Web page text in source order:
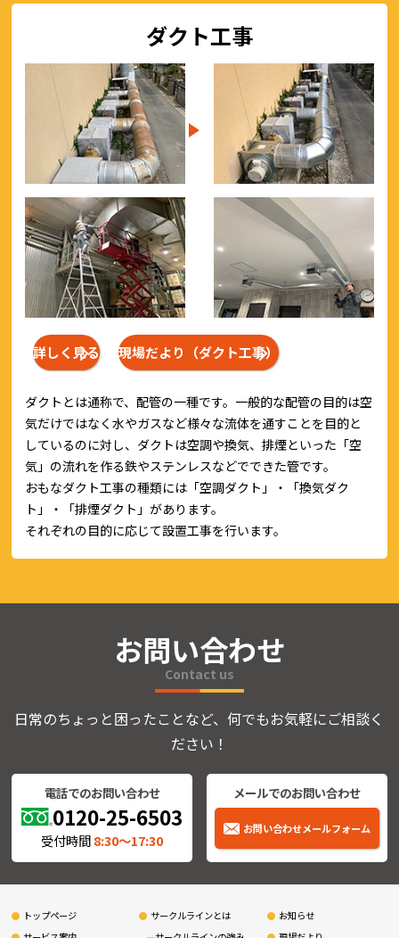
ダクト工事
詳しく見る 現場だより（ダクト工事）
ダクトとは通称で、配管の一種です。一般的な配管の目的は空
気だけではなく水やガスなど様々な流体を通すことを目的と
しているのに対し、ダクトは空調や換気、排煙といった「空
気」の流れを作る鉄やステンレスなどでできた管です。
おもなダクト工事の種類には「空調ダクト」・「換気ダク
ト」・「排煙ダクト」があります。
それぞれの目的に応じて設置工事を行います。
お問い合わせ
Contact us
日常のちょっと困ったことなど、何でもお気軽にご相談く
ださい！
電話でのお問い合わせ
0120-25-6503
受付時間8:30〜17:30
メールでのお問い合わせ
お問い合わせメールフォーム
トップページ
サークルラインとは
お知らせ